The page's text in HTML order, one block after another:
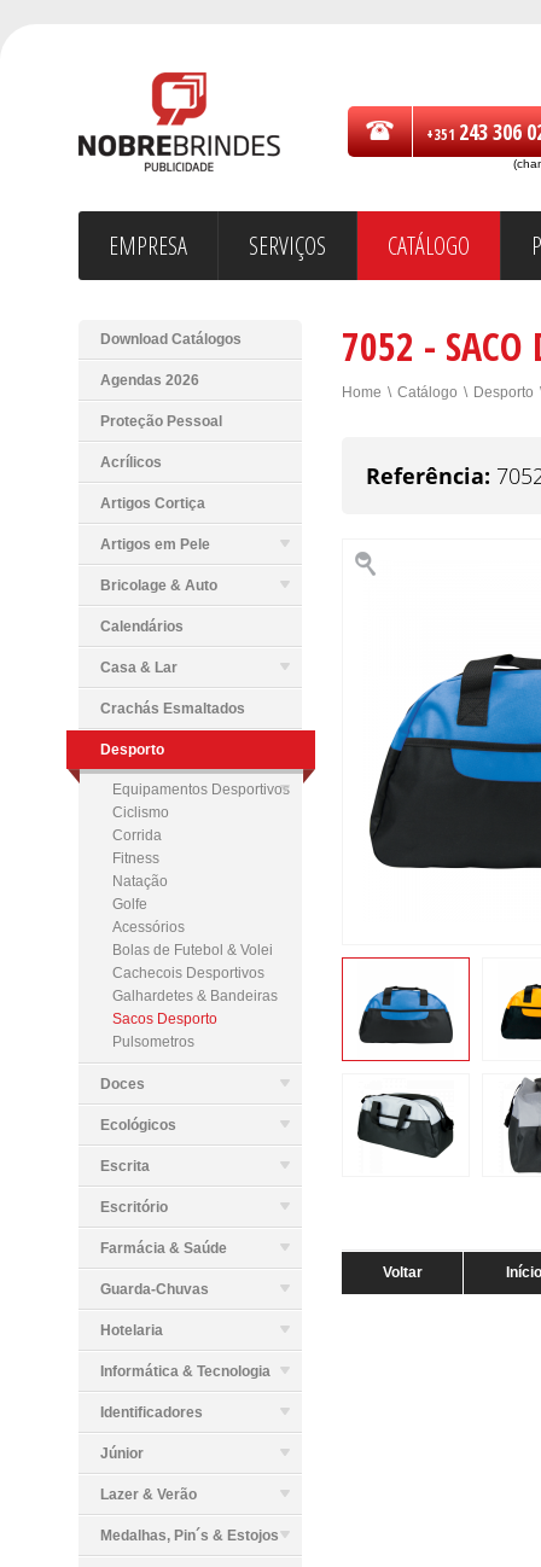
+351243 306
EMPRESA SERVIÇOS CATÁLOGO
Download Catálogos
Agendas 2026
Proteção Pessoal
Acrílicos
Artigos Cortiça
Artigos em Pele
Bricolage & Auto
Calendários
Casa & Lar
Crachás Esmaltados
Desporto
Equipamentos Desportivos
Ciclismo
Corrida
Fitness
Natação
Golfe
Acessórios
Bolas de Futebol & Volei
Cachecois Desportivos
Galhardetes & Bandeiras
Sacos Desporto
Pulsometros
Doces
Ecológicos
Escrita
Escritório
Farmácia & Saúde
Guarda-Chuvas
Hotelaria
Informática & Tecnologia
Identificadores
Júnior
Lazer & Verão
Medalhas, Pin´s & Estojos
7052 - SACO
Home \ Catálogo \ Desporto
Referência:
Voltar Início